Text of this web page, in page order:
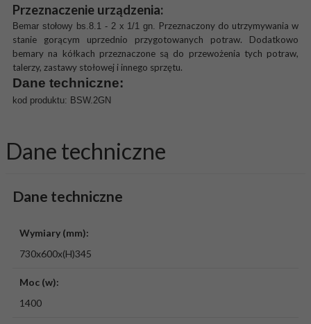
Przeznaczenie urządzenia:
Bemar stołowy bs.8.1 - 2 x 1/1 gn. Przeznaczony do utrzymywania w
stanie gorącym uprzednio przygotowanych potraw. Dodatkowo
bemary na kółkach przeznaczone są do przewożenia tych potraw,
talerzy, zastawy stołowej i innego sprzętu.
Dane techniczne:
kod produktu: BSW.2GN
Dane techniczne
Dane techniczne
Wymiary (mm):
730x600x(H)345
Moc (w):
1400